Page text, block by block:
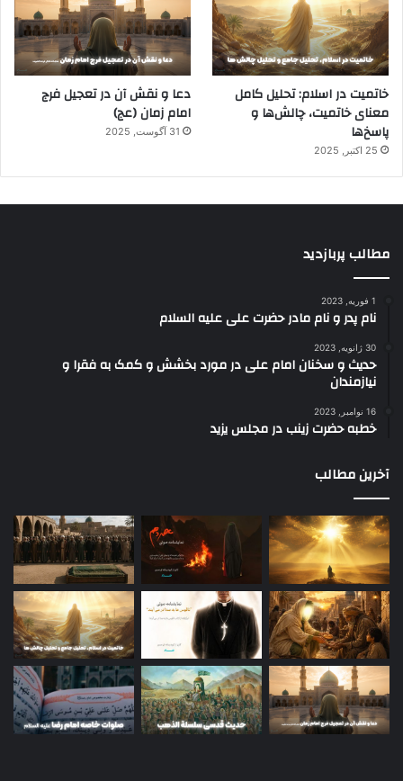
خاتمیت در اسلام: تحلیل کامل
معنای خاتمیت، چالش‌ها و
پاسخ‌ها
25 اکتبر, 2025
دعا و نقش آن در تعجیل فرج
امام زمان (عج)
31 آگوست, 2025
مطالب پربازدید
1 فوریه, 2023
نام پدر و نام مادر حضرت علی علیه السلام
30 ژانویه, 2023
حدیث و سخنان امام علی در مورد بخشش و کمک به فقرا و
نیازمندان
16 نوامبر, 2023
خطبه حضرت زینب در مجلس یزید
آخرین مطالب